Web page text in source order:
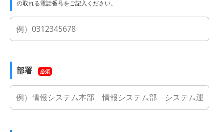
の取れる電話番号をご記入ください。
部署 必須